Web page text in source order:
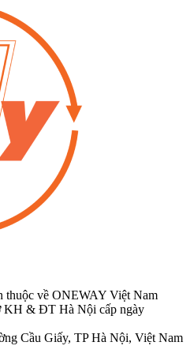
thuộc về ONEWAY Việt Nam
KH & ĐT Hà Nội cấp ngày
Cầu Giấy, TP Hà Nội, Việt Nam